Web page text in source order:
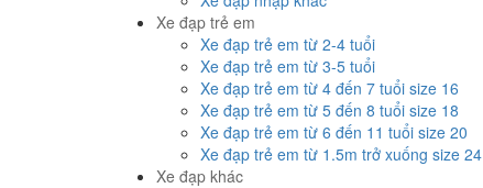
Xe đạp trẻ em
Xe đạp trẻ em từ 2-4 tuổi
Xe đạp trẻ em từ 3-5 tuổi
Xe đạp trẻ em từ 4 đến 7 tuổi size 16
Xe đạp trẻ em từ 5 đến 8 tuổi size 18
Xe đạp trẻ em từ 6 đến 11 tuổi size 20
Xe đạp trẻ em từ 1.5m trở xuống size 24
Xe đạp khác